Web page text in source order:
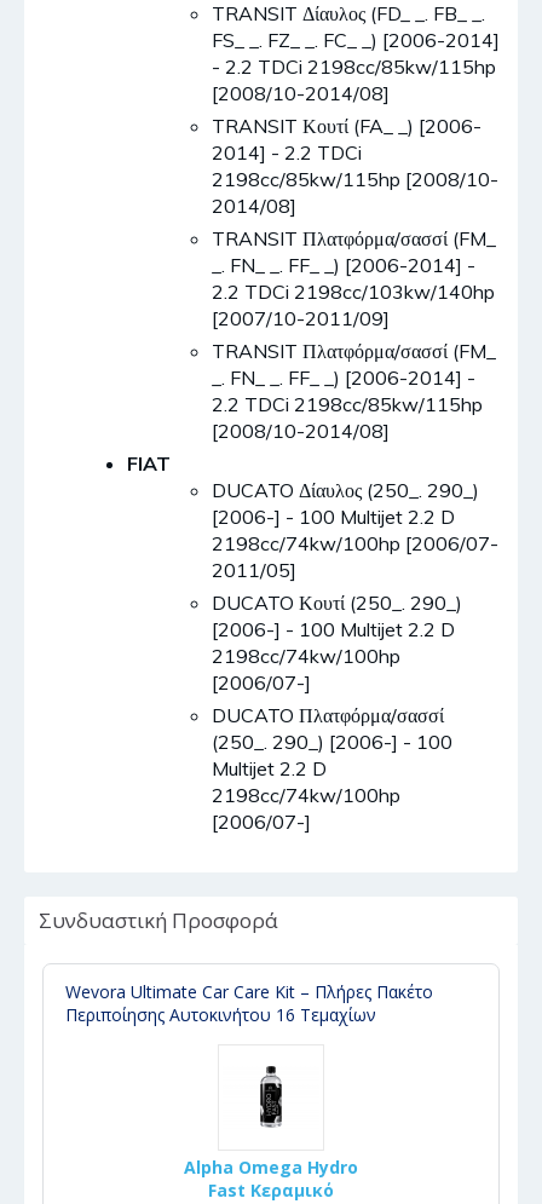
TRANSIT Δίαυλος (FD_ _. FB_ _.
FS_ _. FZ_ _. FC_ _) [2006-2014]
- 2.2 TDCi 2198cc/85kw/115hp
[2008/10-2014/08]
TRANSIT Κουτί (FA_ _) [2006-
2014] - 2.2 TDCi
2198cc/85kw/115hp [2008/10-
2014/08]
TRANSIT Πλατφόρμα/σασσί (FM_
_. FN_ _. FF_ _) [2006-2014] -
2.2 TDCi 2198cc/103kw/140hp
[2007/10-2011/09]
TRANSIT Πλατφόρμα/σασσί (FM_
_. FN_ _. FF_ _) [2006-2014] -
2.2 TDCi 2198cc/85kw/115hp
[2008/10-2014/08]
FIAT
DUCATO Δίαυλος (250_. 290_)
[2006-] - 100 Multijet 2.2 D
2198cc/74kw/100hp [2006/07-
2011/05]
DUCATO Κουτί (250_. 290_)
[2006-] - 100 Multijet 2.2 D
2198cc/74kw/100hp
[2006/07-]
DUCATO Πλατφόρμα/σασσί
(250_. 290_) [2006-] - 100
Multijet 2.2 D
2198cc/74kw/100hp
[2006/07-]
Συνδυαστική Προσφορά
Wevora Ultimate Car Care Kit – Πλήρες Πακέτο
Περιποίησης Αυτοκινήτου 16 Τεμαχίων
Alpha Omega Hydro
Fast Κεραμικό